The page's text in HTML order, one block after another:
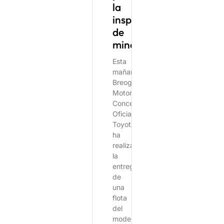
la
inspección
de
minas.
Esta
mañana,
Breogán
Motor,
Concesionario
Oficial
Toyota,
ha
realizado
la
entrega
de
una
flota
del
modelo